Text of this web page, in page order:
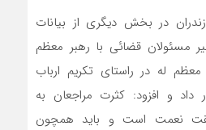
در بخش دیگری از بیانات
مسئولان قضائی با رهبر معظم
معظم له در راستای تکریم ارباب
داد و افزود: کثرت مراجعان به
نعمت است و باید همچون